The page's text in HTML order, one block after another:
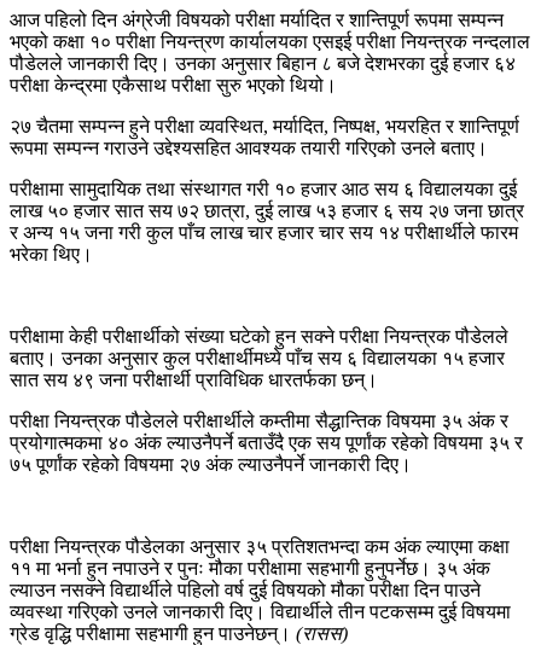
आज पहिलो दिन अंग्रेजी विषयको परीक्षा मर्यादित र शान्तिपूर्ण रूपमा सम्पन्न
भएको कक्षा १० परीक्षा नियन्त्रण कार्यालयका एसइई परीक्षा नियन्त्रक नन्दलाल
पौडेलले जानकारी दिए। उनका अनुसार बिहान ८ बजे देशभरका दुई हजार ६४
परीक्षा केन्द्रमा एकैसाथ परीक्षा सुरु भएको थियो।
२७ चैतमा सम्पन्न हुने परीक्षा व्यवस्थित, मर्यादित, निष्पक्ष, भयरहित र शान्तिपूर्ण
रूपमा सम्पन्न गराउने उद्देश्यसहित आवश्यक तयारी गरिएको उनले बताए।
परीक्षामा सामुदायिक तथा संस्थागत गरी १० हजार आठ सय ६ विद्यालयका दुई
लाख ५० हजार सात सय ७२ छात्रा, दुई लाख ५३ हजार ६ सय २७ जना छात्र
र अन्य १५ जना गरी कुल पाँच लाख चार हजार चार सय १४ परीक्षार्थीले फारम
भरेका थिए।
परीक्षामा केही परीक्षार्थीको संख्या घटेको हुन सक्ने परीक्षा नियन्त्रक पौडेलले
बताए। उनका अनुसार कुल परीक्षार्थीमध्ये पाँच सय ६ विद्यालयका १५ हजार
सात सय ४९ जना परीक्षार्थी प्राविधिक धारतर्फका छन्।
परीक्षा नियन्त्रक पौडेलले परीक्षार्थीले कम्तीमा सैद्धान्तिक विषयमा ३५ अंक र
प्रयोगात्मकमा ४० अंक ल्याउनैपर्ने बताउँदै एक सय पूर्णांक रहेको विषयमा ३५ र
७५ पूर्णांक रहेको विषयमा २७ अंक ल्याउनैपर्ने जानकारी दिए।
परीक्षा नियन्त्रक पौडेलका अनुसार ३५ प्रतिशतभन्दा कम अंक ल्याएमा कक्षा
११ मा भर्ना हुन नपाउने र पुनः मौका परीक्षामा सहभागी हुनुपर्नेछ। ३५ अंक
ल्याउन नसक्ने विद्यार्थीले पहिलो वर्ष दुई विषयको मौका परीक्षा दिन पाउने
व्यवस्था गरिएको उनले जानकारी दिए। विद्यार्थीले तीन पटकसम्म दुई विषयमा
ग्रेड वृद्धि परीक्षामा सहभागी हुन पाउनेछन्। (रासस)